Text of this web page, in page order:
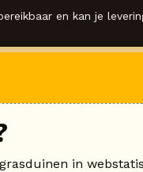
en kan je
in